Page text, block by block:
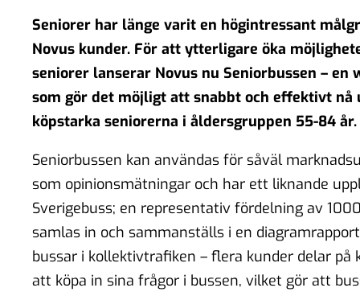
Seniorer har länge varit en högintressant
Novus kunder. För att ytterligare öka
seniorer lanserar Novus nu Seniorbussen – en
som gör det möjligt att snabbt och effektivt
köpstarka seniorerna i åldersgruppen 55-84 år.
Seniorbussen kan användas för såväl
som opinionsmätningar och har ett liknande
Sverigebuss; en representativ fördelning av
samlas in och sammanställs i en
bussar i kollektivtrafiken – flera kunder delar på
att köpa in sina frågor i bussen, vilket gör att